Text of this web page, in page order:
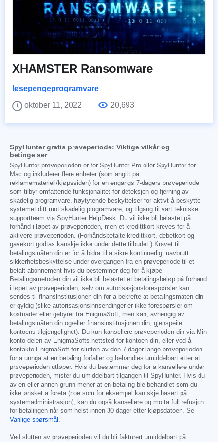
XHAMSTER Ransomware
løsepengeprogramvare
oktober 11, 2022
20,693
SpyHunter gratis prøveperiode: Viktige vilkår og
betingelser
SpyHunter-prøveperioden er for SpyHunter Pro eller SpyHunter for
Mac og inkluderer flere enheter (som angitt på
reklamemateriell/kjøpssiden) for en engangs 7-dagers prøveperiode,
som tilbyr omfattende funksjonalitet for deteksjon og fjerning av
skadelig programvare, høytytende beskyttelser for aktivt å beskytte
systemet ditt mot skadelig programvare, og tilgang til vårt tekniske
supportteam via SpyHunter HelpDesk. Du vil ikke bli belastet på
forhånd i løpet av prøveperioden, men et kredittkort kreves for å
aktivere prøveperioden. (Forhåndsbetalte kredittkort, debetkort og
gavekort godtas kanskje ikke under dette tilbudet.) Kravet til
betalingsmåten din er for å bidra til å sikre kontinuerlig, uavbrutt
sikkerhetsbeskyttelse under overgangen fra en prøveperiode til et
betalt abonnement hvis du bestemmer deg for å kjøpe.
Betalingsmetoden din vil ikke bli belastet et betalingsbeløp på forhånd
i løpet av prøveperioden, selv om autorisasjonsforespørsler kan
sendes til finansinstitusjonen din for å bekrefte at betalingsmåten din
er gyldig (slike autorisasjonsinnsendinger er ikke forespørsler om
kostnader eller gebyrer fra EnigmaSoft, men kan, avhengig av
betalingsmåten din og/eller finansinstitusjonen din, gjenspeile
kontoens tilgjengelighet). Du kan kansellere prøveperioden din via Min
konto-delen av EnigmaSofts nettsted for kontoen din, eller ved å
kontakte EnigmaSoft før slutten av den 7 dager lange prøveperioden
for å unngå at en betaling forfaller og behandles umiddelbart etter at
prøveperioden utløper. Hvis du bestemmer deg for å kansellere under
prøveperioden, mister du umiddelbart tilgangen til SpyHunter. Hvis du
av en eller annen grunn mener at en betaling ble behandlet som du
ikke ønsket å foreta (noe som for eksempel kan skje basert på
systemadministrasjon), kan du også kansellere og motta full refusjon
for betalingen når som helst innen 30 dager etter kjøpsdatoen. Se
Vanlige spørsmål .
Ved slutten av prøveperioden vil du bli fakturert umiddelbart på